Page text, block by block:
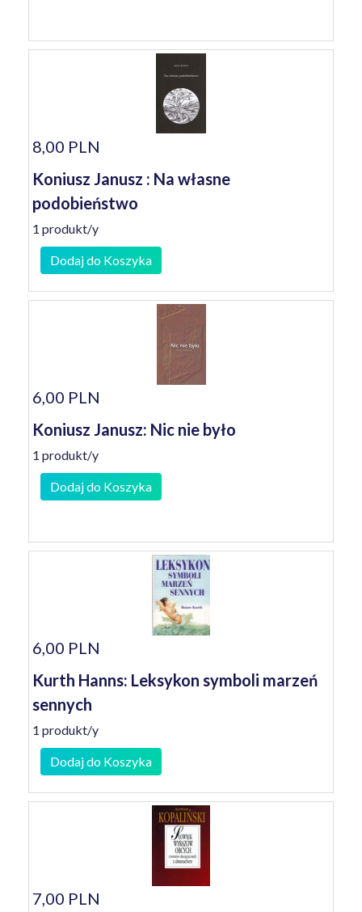
8,00 PLN
Koniusz Janusz : Na własne
podobieństwo
1 produkt/y
Dodaj do Koszyka
6,00 PLN
Koniusz Janusz: Nic nie było
1 produkt/y
Dodaj do Koszyka
6,00 PLN
Kurth Hanns: Leksykon symboli marzeń
sennych
1 produkt/y
Dodaj do Koszyka
7,00 PLN